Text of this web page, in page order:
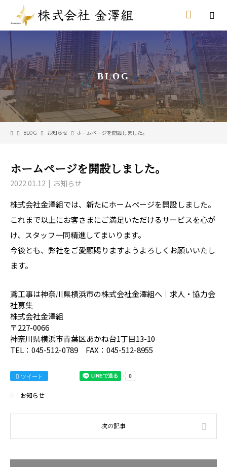
BLOG
BLOG お知らせ ホームページを開設しました。
ホームページを開設しました。
2022.01.12 お知らせ
株式会社金澤組では、新たにホームページを開設しました。
これまで以上にお客さまにご満足いただけるサービスを心が
け、スタッフ一同精進してまいります。
今後とも、弊社をご愛顧賜りますようよろしくお願いいたし
ます。
鳶工事は神奈川県横浜市の株式会社金澤組へ｜求人・協力会
社募集
株式会社金澤組
〒227-0066
神奈川県横浜市青葉区あかね台1丁目13-10
TEL：045-512-0789 FAX：045-512-8955
ツイート
お知らせ